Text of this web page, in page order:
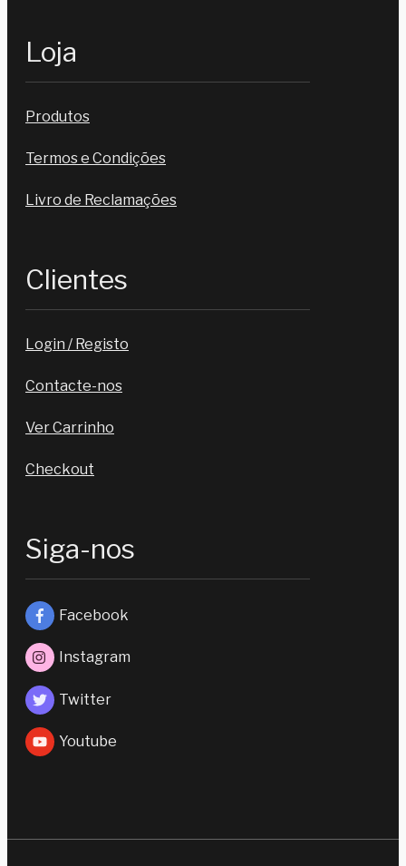
Loja
Produtos
Termos e Condições
Livro de Reclamações
Clientes
Login / Registo
Contacte-nos
Ver Carrinho
Checkout
Siga-nos
Facebook
Instagram
Twitter
Youtube